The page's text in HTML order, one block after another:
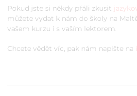
Pokud jste si někdy přáli zkusit
můžete vydat k nám do školy na
vašem kurzu i s vaším lektorem.
Chcete vědět víc, pak nám napište na